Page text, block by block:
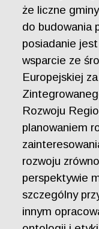
że liczne
do budowania
posiadanie
wsparcie ze
Europejskiej
Rozwoju
planowaniem
rozwoju
perspektywie
szczególny
innym